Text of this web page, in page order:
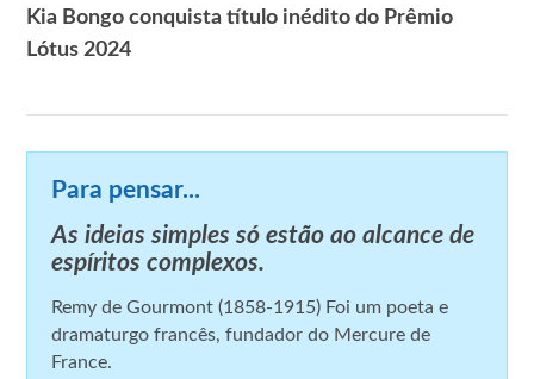
Kia Bongo conquista título inédito do Prêmio
Lótus 2024
Para pensar...
As ideias simples só estão ao alcance de
espíritos complexos.
Remy de Gourmont (1858-1915) Foi um poeta e
dramaturgo francês, fundador do Mercure de
France.